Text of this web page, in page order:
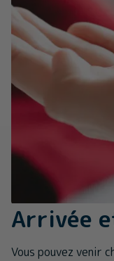
Arrivée
Vous pouvez venir